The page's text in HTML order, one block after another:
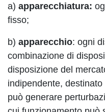
a) apparecchiatura:
fisso;
b) apparecchio: ogni
combinazione di
disposizione del
indipendente,
può generare